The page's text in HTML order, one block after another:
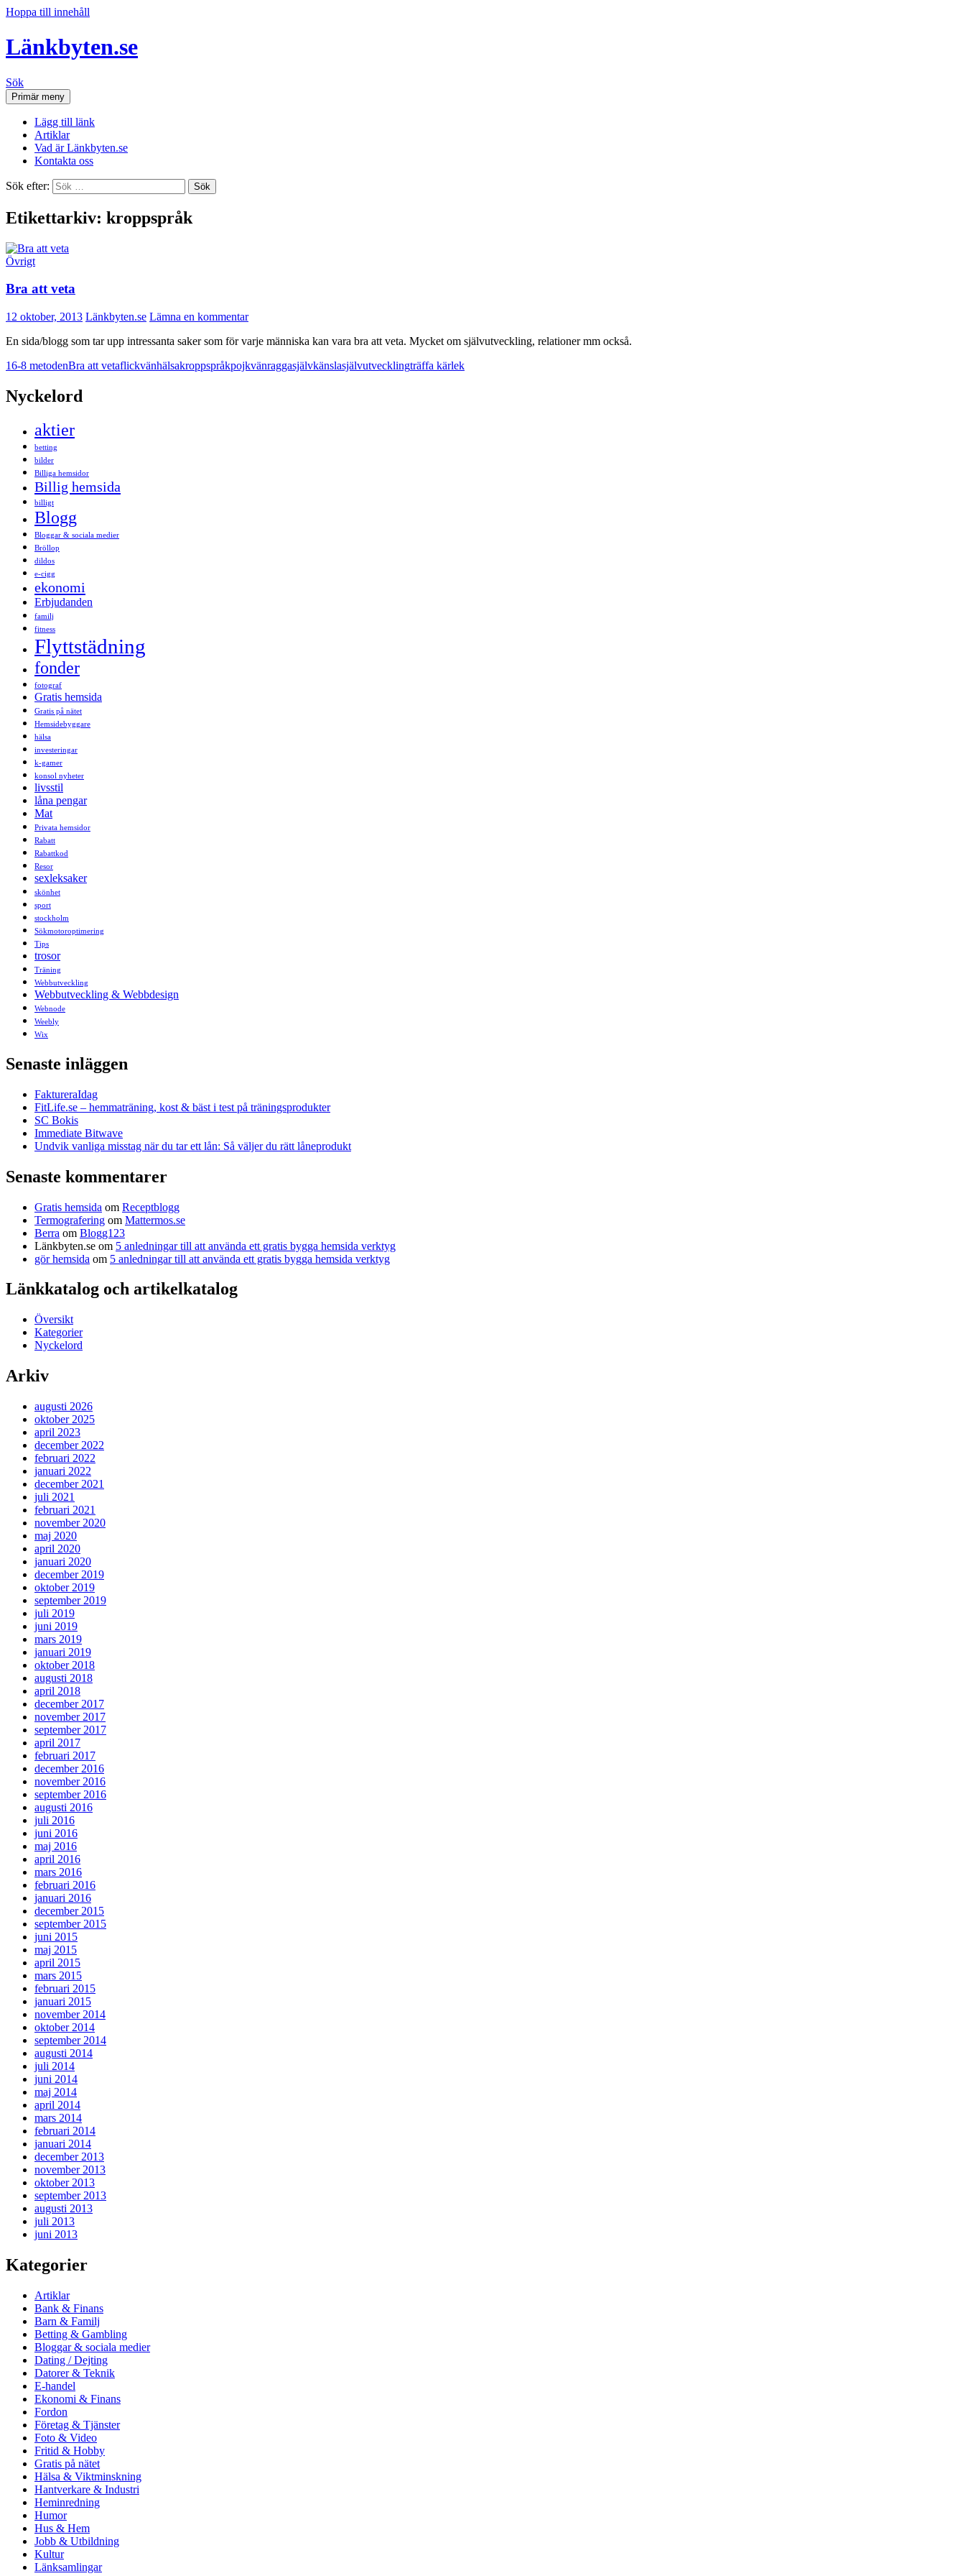
Hoppa till innehåll
Länkbyten.se
Sök
Primär meny
Lägg till länk
Artiklar
Vad är Länkbyten.se
Kontakta oss
Sök efter:
Etikettarkiv: kroppspråk
Övrigt
Bra att veta
12 oktober, 2013 Länkbyten.se Lämna en kommentar
En sida/blogg som tar upp intressanta saker som för varje människa kan vara bra att veta. Mycket om självutveckling, relationer mm också.
16-8 metodenBra att vetaflickvänhälsakroppspråkpojkvänraggasjälvkänslasjälvutvecklingträffa kärlek
Nyckelord
aktier
betting
bilder
Billiga hemsidor
Billig hemsida
billigt
Blogg
Bloggar & sociala medier
Bröllop
dildos
e-cigg
ekonomi
Erbjudanden
familj
fitness
Flyttstädning
fonder
fotograf
Gratis hemsida
Gratis på nätet
Hemsidebyggare
hälsa
investeringar
k-gamer
konsol nyheter
livsstil
låna pengar
Mat
Privata hemsidor
Rabatt
Rabattkod
Resor
sexleksaker
skönhet
sport
stockholm
Sökmotoroptimering
Tips
trosor
Träning
Webbutveckling
Webbutveckling & Webbdesign
Webnode
Weebly
Wix
Senaste inläggen
FaktureraIdag
FitLife.se – hemmaträning, kost & bäst i test på träningsprodukter
SC Bokis
Immediate Bitwave
Undvik vanliga misstag när du tar ett lån: Så väljer du rätt låneprodukt
Senaste kommentarer
Gratis hemsida om Receptblogg
Termografering om Mattermos.se
Berra om Blogg123
Länkbyten.se om 5 anledningar till att använda ett gratis bygga hemsida verktyg
gör hemsida om 5 anledningar till att använda ett gratis bygga hemsida verktyg
Länkkatalog och artikelkatalog
Översikt
Kategorier
Nyckelord
Arkiv
augusti 2026
oktober 2025
april 2023
december 2022
februari 2022
januari 2022
december 2021
juli 2021
februari 2021
november 2020
maj 2020
april 2020
januari 2020
december 2019
oktober 2019
september 2019
juli 2019
juni 2019
mars 2019
januari 2019
oktober 2018
augusti 2018
april 2018
december 2017
november 2017
september 2017
april 2017
februari 2017
december 2016
november 2016
september 2016
augusti 2016
juli 2016
juni 2016
maj 2016
april 2016
mars 2016
februari 2016
januari 2016
december 2015
september 2015
juni 2015
maj 2015
april 2015
mars 2015
februari 2015
januari 2015
november 2014
oktober 2014
september 2014
augusti 2014
juli 2014
juni 2014
maj 2014
april 2014
mars 2014
februari 2014
januari 2014
december 2013
november 2013
oktober 2013
september 2013
augusti 2013
juli 2013
juni 2013
Kategorier
Artiklar
Bank & Finans
Barn & Familj
Betting & Gambling
Bloggar & sociala medier
Dating / Dejting
Datorer & Teknik
E-handel
Ekonomi & Finans
Fordon
Företag & Tjänster
Foto & Video
Fritid & Hobby
Gratis på nätet
Hälsa & Viktminskning
Hantverkare & Industri
Heminredning
Humor
Hus & Hem
Jobb & Utbildning
Kultur
Länksamlingar